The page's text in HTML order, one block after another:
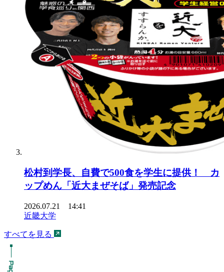
松村到学長、自費で500食を学生に提供！ カ
ップめん「近大まぜそば」発売記念
2026.07.21 14:41
近畿大学
すべてを見る